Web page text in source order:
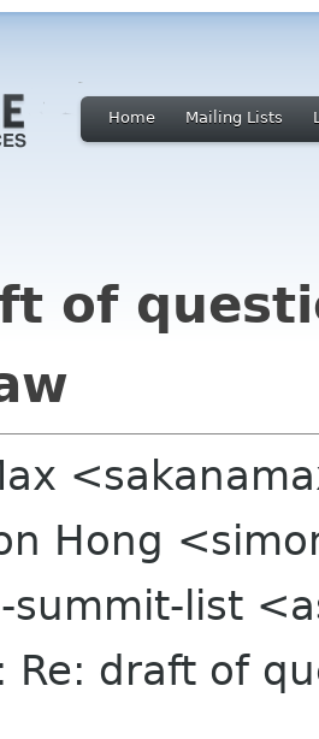
Home Mailing Lists
of
Hong
summit-list
Re: draft of